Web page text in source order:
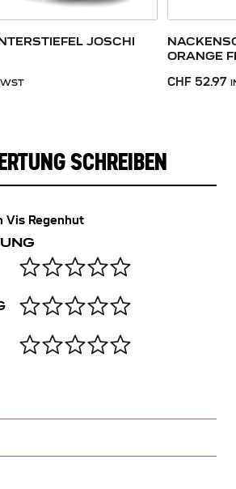
JOSCHI
ORANGE
CHF 52.97
SCHREIBEN
Vis Regenhut